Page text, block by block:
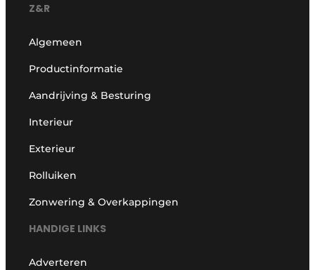
Z&R
Algemeen
Productinformatie
Aandrijving & Besturing
Interieur
Exterieur
Rolluiken
Zonwering & Overkappingen
HANDIGE LINKS
Adverteren